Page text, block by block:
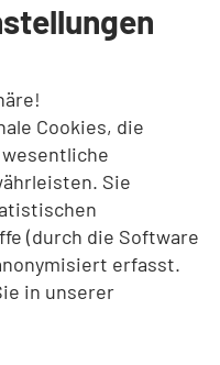
Cookies, die
Sie
(durch die Software
erfasst.
in unserer